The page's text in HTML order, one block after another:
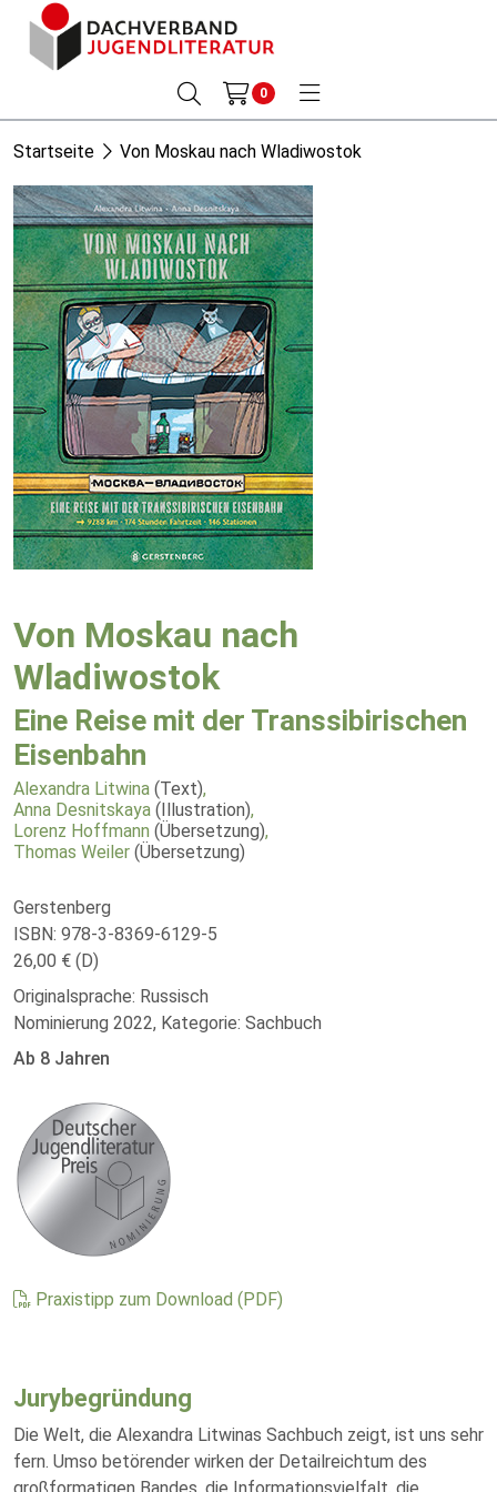
0
Startseite Von Moskau nach Wladiwostok
Von Moskau nach
Wladiwostok
Eine Reise mit der Transsibirischen
Eisenbahn
Alexandra Litwina (Text),
Anna Desnitskaya (Illustration),
Lorenz Hoffmann (Übersetzung),
Thomas Weiler (Übersetzung)
Gerstenberg
ISBN: 978-3-8369-6129-5
26,00 € (D)
Originalsprache: Russisch
Nominierung 2022, Kategorie: Sachbuch
Ab 8 Jahren
Praxistipp zum Download (PDF)
Jurybegründung
Die Welt, die Alexandra Litwinas Sachbuch zeigt, ist uns sehr
fern. Umso betörender wirken der Detailreichtum des